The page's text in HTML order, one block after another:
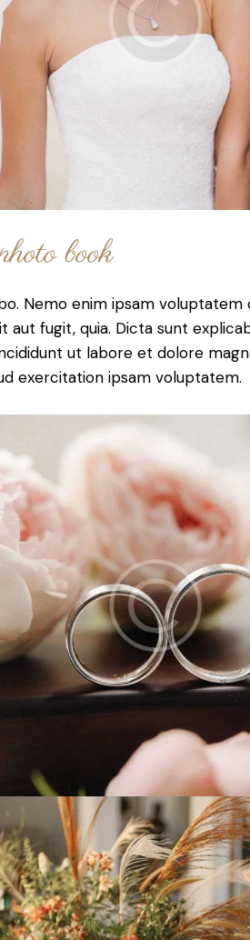
book
Nemo enim ipsam voluptatem
aut fugit, quia. Dicta sunt
ut labore et dolore
exercitation ipsam voluptatem.